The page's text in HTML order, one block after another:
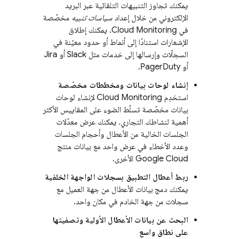
يمكنك تجاوز التنبيهات التلقائية عبر البريد
الإلكتروني من خلال إعداد سياسات تنبيه مخصّصة
في Cloud Monitoring. يمكنك إطلاق
الإشعارات استنادًا إلى أنماط أو حدود معيّنة في
السجلّات وإرسالها إلى خدمات مثل Slack أو Jira
أو PagerDuty.
إنشاء لوحات بيانات ومخططات مخصّصة
استخدِم Cloud Monitoring لإنشاء لوحات
بيانات مخصّصة تسلّط الضوء على المقاييس الأكثر
أهمية لنشاطك التجاري. يمكنك عرض معدّلات
الجلسات الخالية من الأعطال وأحجام الجلسات
وعدد الأخطاء في عرض واحد مع بيانات منتج
Google Cloud الأخرى.
ربط أعطال التطبيق بسجلات الواجهة الخلفية
يمكنك دمج بيانات الأعطال من جهة العميل مع
سجلات من جهة الخادم في مكان واحد.
البحث عن بيانات الأعطال الأولية وتصفيتها
على نطاق واسع